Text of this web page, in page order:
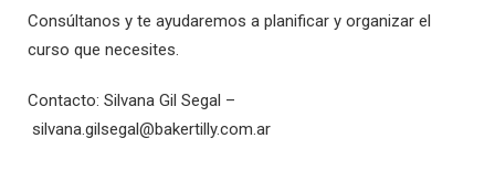
Consúltanos y te ayudaremos a planificar y organizar el
curso que necesites.
Contacto: Silvana Gil Segal –
silvana.gilsegal@bakertilly.com.ar